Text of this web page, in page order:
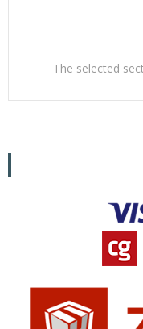
The selected